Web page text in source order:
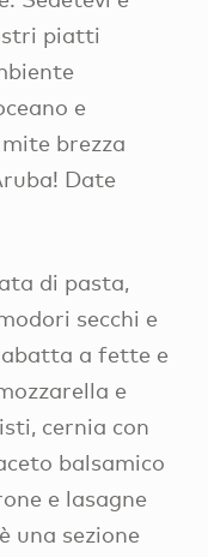
piatti
e
brezza
Date
di pasta,
secchi e
a fette e
e
cernia con
balsamico
e lasagne
una sezione